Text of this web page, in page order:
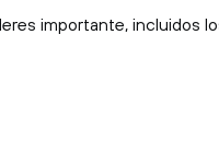
importante, incluidos